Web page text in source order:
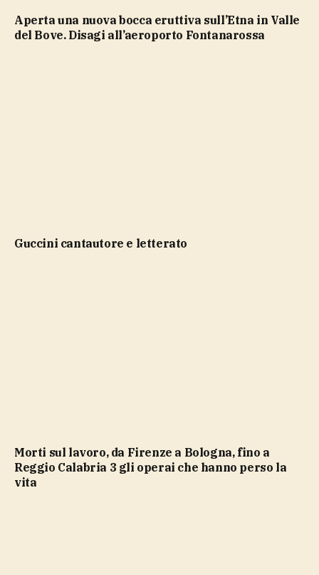
Aperta una nuova bocca eruttiva sull’Etna in Valle
del Bove. Disagi all’aeroporto Fontanarossa
Guccini cantautore e letterato
Morti sul lavoro, da Firenze a Bologna, fino a
Reggio Calabria 3 gli operai che hanno perso la
vita